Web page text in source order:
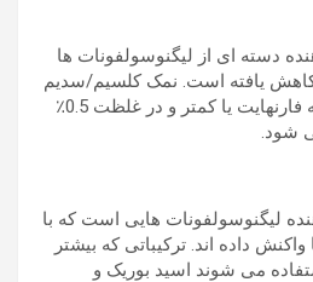
دسته ای از لیگنوسولفونات ها
یافته است. نمک کلسیم/سدیم
معمولاً در BHCT 200 درجه فارنهایت یا کمتر و در غلظت 0.5٪
لیگنوسولفونات هایی است که با
داده اند. ترکیباتی که بیشتر
می شوند اسید بوریک و